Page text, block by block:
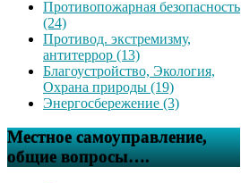
Противопожарная безопасность
(24)
Противод. экстремизму,
антитеррор (13)
Благоустройство, Экология,
Охрана природы (19)
Энергосбережение (3)
Местное самоуправление,
общие вопросы….